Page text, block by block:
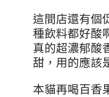
這間店還有個
種飲料都好酸
真的超濃郁酸
甜，用的應該
本貓再喝百香